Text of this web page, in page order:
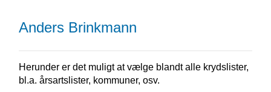
Anders Brinkmann
Herunder er det muligt at vælge blandt alle krydslister,
bl.a. årsartslister, kommuner, osv.